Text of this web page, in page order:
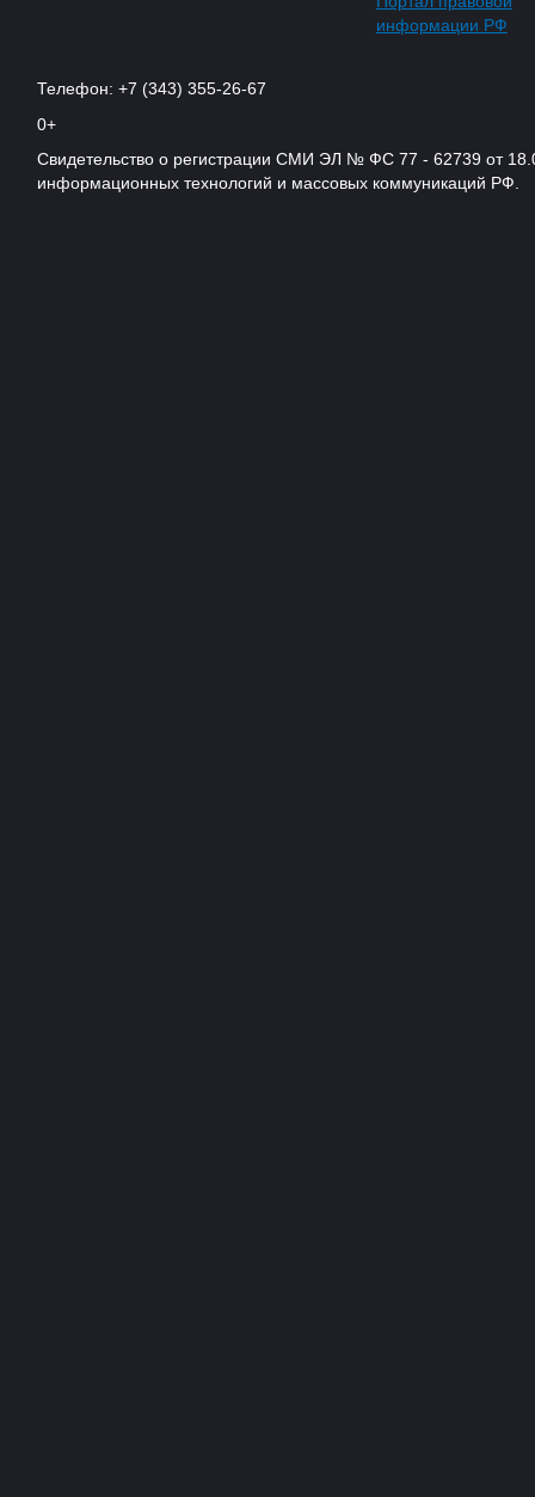
информации РФ
Телефон: +7 (343) 355-26-67
0+
Свидетельство о регистрации СМИ ЭЛ № ФС 77 - 62739 от
информационных технологий и массовых коммуникаций РФ.